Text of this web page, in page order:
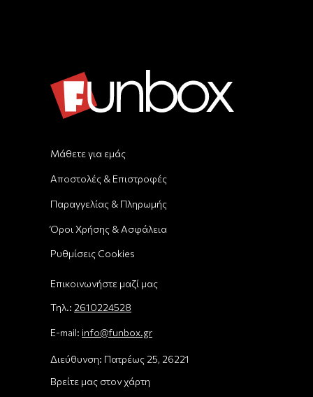
Μάθετε για εμάς
Αποστολές & Επιστροφές
Παραγγελίας & Πληρωμής
Όροι Χρήσης & Ασφάλεια
Ρυθμίσεις Cookies
Επικοινωνήστε μαζί μας
Τηλ.: 2610224528
E-mail: info@funbox.gr
Διεύθυνση: Πατρέως 25, 26221
Βρείτε μας στον χάρτη